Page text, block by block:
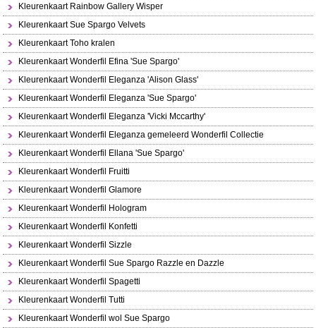
Kleurenkaart Rainbow Gallery Wisper
Kleurenkaart Sue Spargo Velvets
Kleurenkaart Toho kralen
Kleurenkaart Wonderfil Efina 'Sue Spargo'
Kleurenkaart Wonderfil Eleganza 'Alison Glass'
Kleurenkaart Wonderfil Eleganza 'Sue Spargo'
Kleurenkaart Wonderfil Eleganza 'Vicki Mccarthy'
Kleurenkaart Wonderfil Eleganza gemeleerd Wonderfil Collectie
Kleurenkaart Wonderfil Ellana 'Sue Spargo'
Kleurenkaart Wonderfil Fruitti
Kleurenkaart Wonderfil Glamore
Kleurenkaart Wonderfil Hologram
Kleurenkaart Wonderfil Konfetti
Kleurenkaart Wonderfil Sizzle
Kleurenkaart Wonderfil Sue Spargo Razzle en Dazzle
Kleurenkaart Wonderfil Spagetti
Kleurenkaart Wonderfil Tutti
Kleurenkaart Wonderfil wol Sue Spargo